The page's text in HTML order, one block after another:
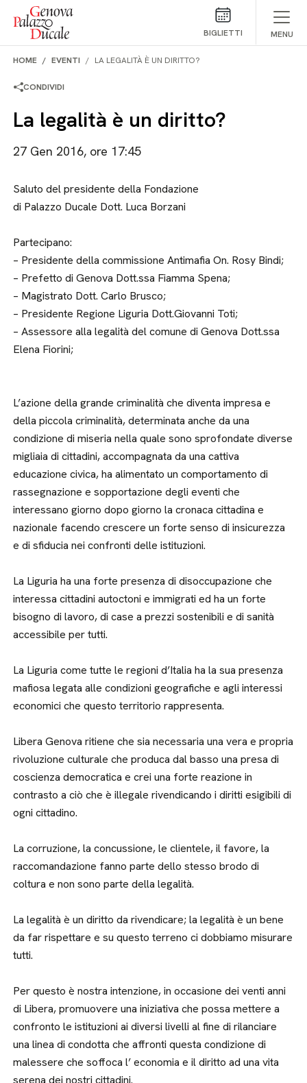
Salta al contenuto
BIGLIETTI MENU
HOME EVENTI LA LEGALITÀ È UN DIRITTO?
CONDIVIDI
La legalità è un diritto?
27 Gen 2016, ore 17:45
Saluto del presidente della Fondazione
di Palazzo Ducale Dott. Luca Borzani
Partecipano:
– Presidente della commissione Antimafia On. Rosy Bindi;
– Prefetto di Genova Dott.ssa Fiamma Spena;
– Magistrato Dott. Carlo Brusco;
– Presidente Regione Liguria Dott.Giovanni Toti;
– Assessore alla legalità del comune di Genova Dott.ssa
Elena Fiorini;
L’azione della grande criminalità che diventa impresa e
della piccola criminalità, determinata anche da una
condizione di miseria nella quale sono sprofondate diverse
migliaia di cittadini, accompagnata da una cattiva
educazione civica, ha alimentato un comportamento di
rassegnazione e sopportazione degli eventi che
interessano giorno dopo giorno la cronaca cittadina e
nazionale facendo crescere un forte senso di insicurezza
e di sfiducia nei confronti delle istituzioni.
La Liguria ha una forte presenza di disoccupazione che
interessa cittadini autoctoni e immigrati ed ha un forte
bisogno di lavoro, di case a prezzi sostenibili e di sanità
accessibile per tutti.
La Liguria come tutte le regioni d’Italia ha la sua presenza
mafiosa legata alle condizioni geografiche e agli interessi
economici che questo territorio rappresenta.
Libera Genova ritiene che sia necessaria una vera e propria
rivoluzione culturale che produca dal basso una presa di
coscienza democratica e crei una forte reazione in
contrasto a ciò che è illegale rivendicando i diritti esigibili di
ogni cittadino.
La corruzione, la concussione, le clientele, il favore, la
raccomandazione fanno parte dello stesso brodo di
coltura e non sono parte della legalità.
La legalità è un diritto da rivendicare; la legalità è un bene
da far rispettare e su questo terreno ci dobbiamo misurare
tutti.
Per questo è nostra intenzione, in occasione dei venti anni
di Libera, promuovere una iniziativa che possa mettere a
confronto le istituzioni ai diversi livelli al fine di rilanciare
una linea di condotta che affronti questa condizione di
malessere che soffoca l’ economia e il diritto ad una vita
serena dei nostri cittadini.